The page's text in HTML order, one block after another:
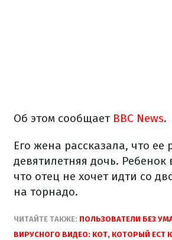
Об этом сообщает BBC News.
Его жена рассказала, что ее
девятилетняя дочь. Ребенок
что отец не хочет идти со
на торнадо.
ЧИТАЙТЕ ТАКЖЕ: ПОЛЬЗОВАТЕЛИ БЕЗ
ВИРУСНОГО ВИДЕО: КОТ, КОТОРЫЙ ЕСТ